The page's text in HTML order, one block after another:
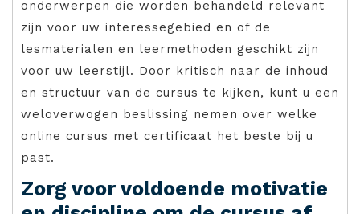
onderwerpen die worden behandeld relevant
zijn voor uw interessegebied en of de
lesmaterialen en leermethoden geschikt zijn
voor uw leerstijl. Door kritisch naar de inhoud
en structuur van de cursus te kijken, kunt u een
weloverwogen beslissing nemen over welke
online cursus met certificaat het beste bij u
past.
Zorg voor voldoende motivatie